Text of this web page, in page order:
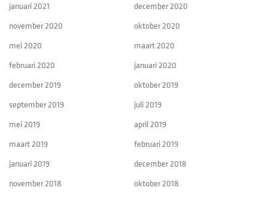
januari 2021
december 2020
november 2020
oktober 2020
mei 2020
maart 2020
februari 2020
januari 2020
december 2019
oktober 2019
september 2019
juli 2019
mei 2019
april 2019
maart 2019
februari 2019
januari 2019
december 2018
november 2018
oktober 2018